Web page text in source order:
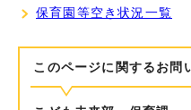
保育園等空き状況一覧
このページに関する お問